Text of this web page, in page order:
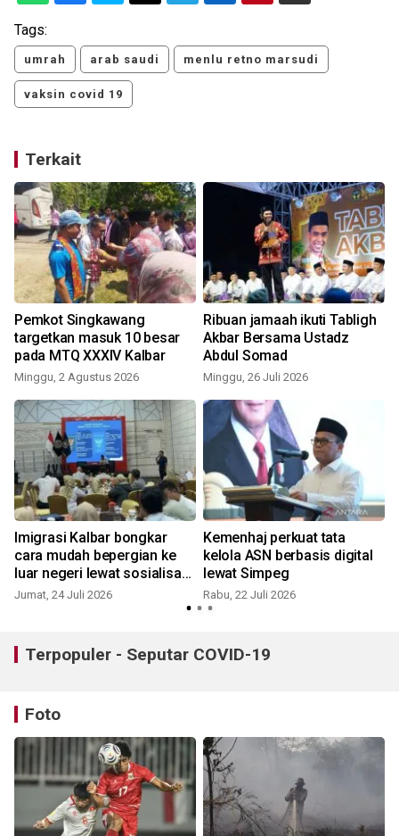
Tags:
umrah arab saudi menlu retno marsudi
vaksin covid 19
Terkait
Pemkot Singkawang
targetkan masuk 10 besar
pada MTQ XXXIV Kalbar
Minggu, 2 Agustus 2026
Ribuan jamaah ikuti Tabligh
Akbar Bersama Ustadz
Abdul Somad
Minggu, 26 Juli 2026
Imigrasi Kalbar bongkar
cara mudah bepergian ke
luar negeri lewat sosialisasi
"All Indonesia"
Jumat, 24 Juli 2026
Kemenhaj perkuat tata
kelola ASN berbasis digital
lewat Simpeg
Rabu, 22 Juli 2026
Terpopuler - Seputar COVID-19
Foto